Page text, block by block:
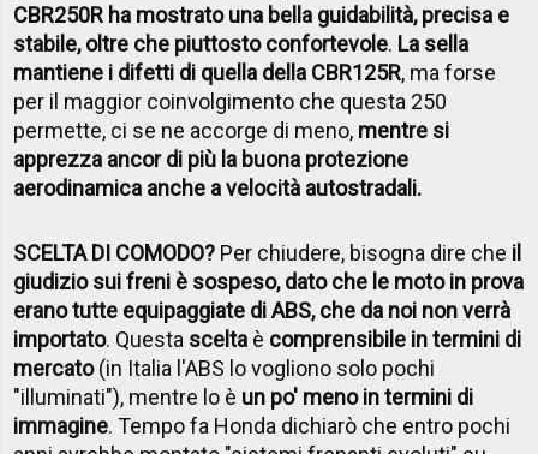
CBR250R ha mostrato una bella guidabilità, precisa e
stabile, oltre che piuttosto confortevole. La sella
mantiene i difetti di quella della CBR125R, ma forse
per il maggior coinvolgimento che questa 250
permette, ci se ne accorge di meno, mentre si
apprezza ancor di più la buona protezione
aerodinamica anche a velocità autostradali.
SCELTA DI COMODO? Per chiudere, bisogna dire che il
giudizio sui freni è sospeso, dato che le moto in prova
erano tutte equipaggiate di ABS, che da noi non verrà
importato. Questa scelta è comprensibile in termini di
mercato(in Italia l'ABS lo vogliono solo pochi
"illuminati"), mentre lo è un po' meno in termini di
immagine. Tempo fa Honda dichiarò che entro pochi